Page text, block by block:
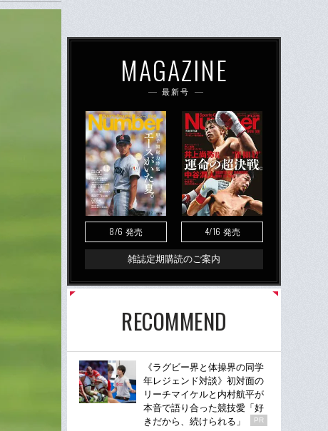
MAGAZINE
最新号
8/6 発売 4/16 発売
雑誌定期購読のご案内
RECOMMEND
《ラグビー界と体操界の同学
年レジェンド対談》初対面の
リーチマイケルと内村航平が
本音で語り合った競技愛「好
きだから、続けられる」
PR